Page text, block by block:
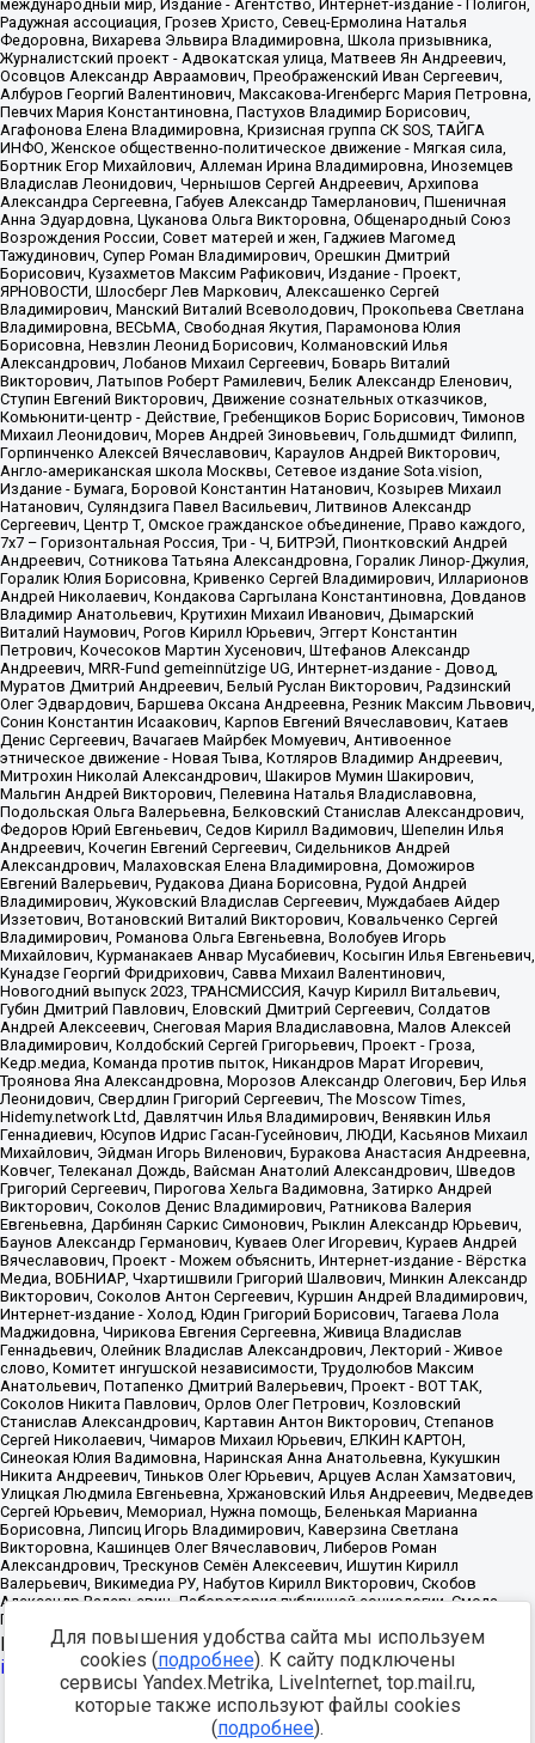
Источник:https://minjust.gov.ru/uploaded/files/reestr-
inostrannyih-agentov-22-03-2024.pdfданные на22.03.2024
Разработка -
Для повышения удобства сайта мы используем
cookies (подробнее). К сайту подключены
сервисы Yandex.Metrika, LiveInternet, top.mail.ru,
которые также используют файлы cookies
(подробнее).